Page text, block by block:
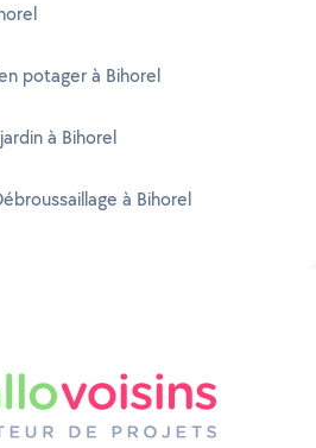
potager à Bihorel
à Bihorel
à Bihorel